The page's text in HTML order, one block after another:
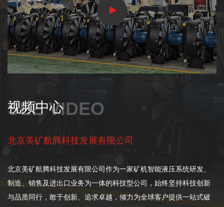
SEE VIDEO
视频中心
北京美矿航腾科技发展有限公司
北京美矿航腾科技发展有限公司作为一家矿机智能液压系统研发、
制造、销售及进出口业务为一体的科技型公司，始终坚持科技创新
与品质同行，敢于创新、追求卓越，倾力为全球客户提供一站式破